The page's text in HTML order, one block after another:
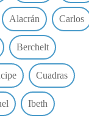
Alacrán Carlos
Berchelt
Cuadras
Ibeth